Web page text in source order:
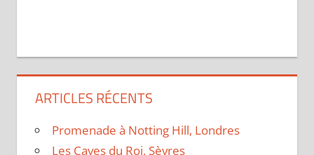
ARTICLES RÉCENTS
Promenade à Notting Hill, Londres
Les Caves du Roi, Sèvres